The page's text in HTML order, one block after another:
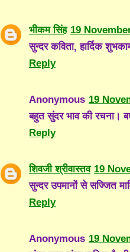
भीकम सिंह 19
सुन्दर कविता, हार्दिक
Reply
Anonymous 19
बहुत सुंदर भाव की रचना।
Reply
शिवजी श्रीवास्तव 19
सुन्दर उपमानों से सज्जित
Reply
Anonymous 19